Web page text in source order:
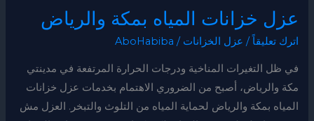
عزل خزانات المياه بمكة والرياض
اترك تعليقاً / عزل الخزانات /
AboHabiba
في ظل التغيرات المناخية ودرجات الحرارة المرتفعة في مدينتي
مكة والرياض، أصبح من الضروري الاهتمام بخدمات عزل خزانات
المياه بمكة والرياض لحماية المياه من التلوث والتبخر. العزل مش